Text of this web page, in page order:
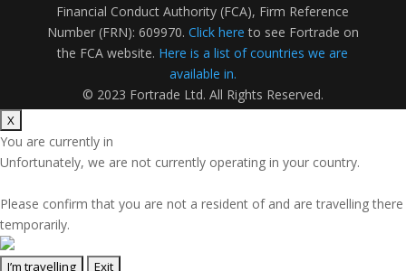
Financial Conduct Authority (FCA), Firm Reference
Number (FRN): 609970. Click here to see Fortrade on
the FCA website. Here is a list of countries we are
available in.
© 2023 Fortrade Ltd. All Rights Reserved.
You are currently in
Unfortunately, we are not currently operating in your country.
Please confirm that you are not a resident of and are travelling there
temporarily.